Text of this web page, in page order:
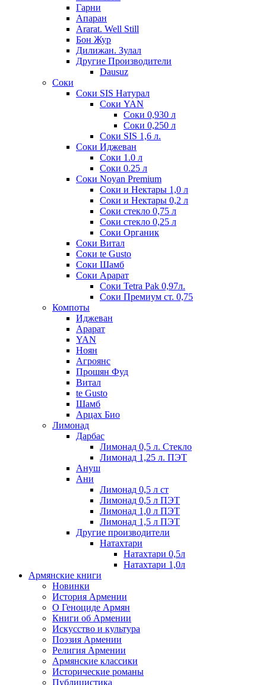
Гарни
Апаран
Ararat. Well Still
Бон Жур
Дилижан. Зулал
Другие Производители
Dausuz
Соки
Соки SIS Натурал
Соки YAN
Соки 0,930 л
Соки 0,250 л
Соки SIS 1,6 л.
Соки Иджеван
Соки 1.0 л
Соки 0.25 л
Соки Noyan Premium
Соки и Нектары 1,0 л
Соки и Нектары 0,2 л
Соки стекло 0,75 л
Соки стекло 0,25 л
Соки Органик
Соки Витал
Соки te Gusto
Соки Шамб
Соки Арарат
Соки Tetra Pak 0,97л.
Соки Премиум ст. 0,75
Компоты
Иджеван
Арарат
YAN
Ноян
Агроянс
Прошян Фуд
Витал
te Gusto
Шамб
Арцах Био
Лимонад
Дарбас
Лимонад 0,5 л. Стекло
Лимонад 1,25 л. ПЭТ
Ануш
Ани
Лимонад 0,5 л ст
Лимонад 0,5 л ПЭТ
Лимонад 1,0 л ПЭТ
Лимонад 1,5 л ПЭТ
Другие производители
Натахтари
Натахтари 0,5л
Натахтари 1,0л
Армянские книги
Новинки
История Армении
О Геноциде Армян
Книги об Армении
Иcкусство и культура
Поэзия Армении
Религия Армении
Армянские классики
Исторические романы
Публицистика